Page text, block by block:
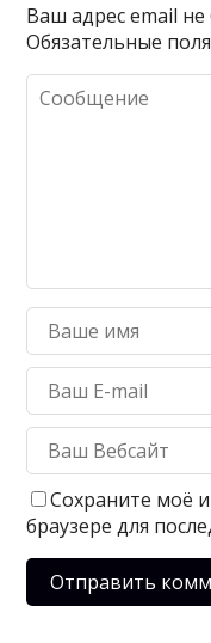
Ваш адрес email не
Обязательные
Сохраните моё
браузере для